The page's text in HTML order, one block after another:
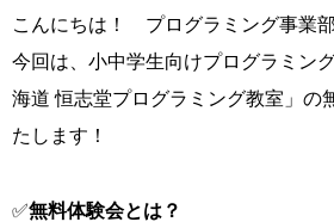
こんにちは！ プログラミング事業
今回は、小中学生向けプログラミン
海道 恒志堂プログラミング教室」の
たします！
✅無料体験会とは？